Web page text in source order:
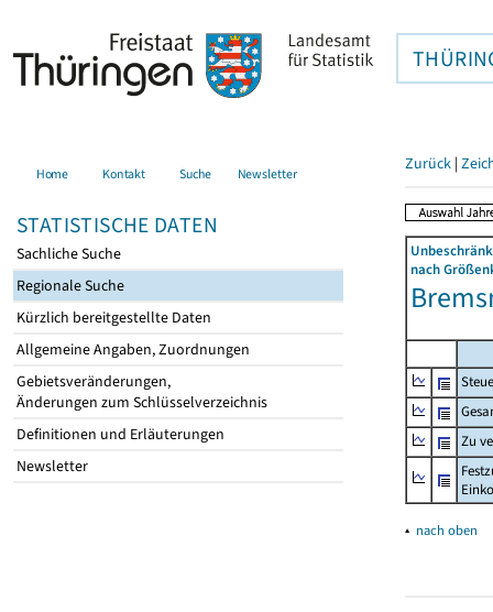
Home Kontakt Suche Newsletter
STATISTISCHE DATEN
Sachliche Suche
Regionale Suche
Kürzlich bereitgestellte Daten
Allgemeine Angaben, Zuordnungen
Gebietsveränderungen,
Änderungen zum Schlüsselverzeichnis
Definitionen und Erläuterungen
Newsletter
Zurück |
nach
Zu
▴ nach oben